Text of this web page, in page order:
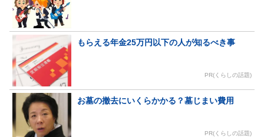
もらえる年金25万円以下の人が知るべき事
PR(くらしの話題)
お墓の撤去にいくらかかる？墓じまい費用
PR(くらしの話題)